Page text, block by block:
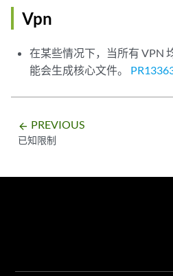
Vpn
在某些情况下，当所有 VPN
能会生成核心文件。
arrow_backward PREVIOUS
已知限制